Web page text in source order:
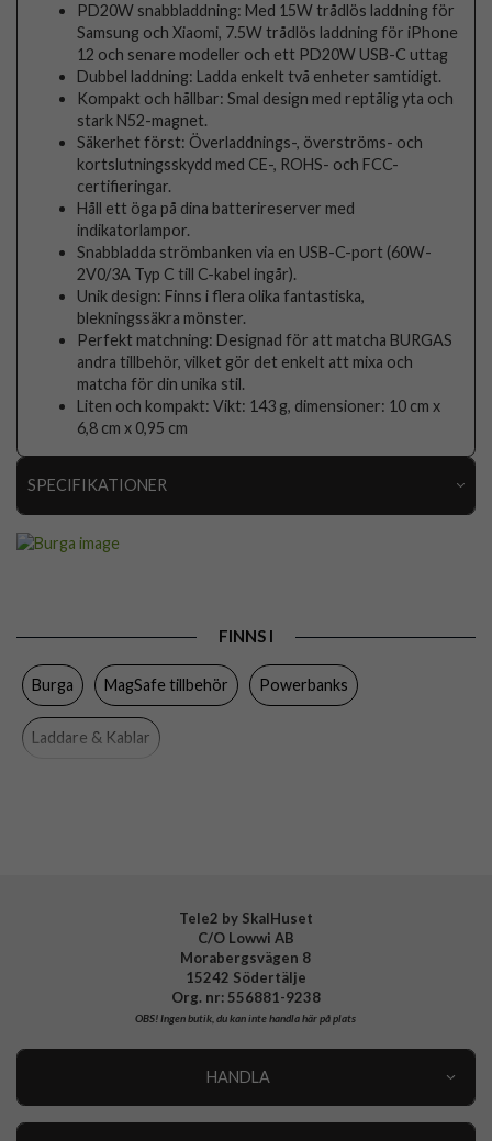
PD20W snabbladdning: Med 15W trådlös laddning för
Samsung och Xiaomi, 7.5W trådlös laddning för iPhone
12 och senare modeller och ett PD20W USB-C uttag
Dubbel laddning: Ladda enkelt två enheter samtidigt.
Kompakt och hållbar: Smal design med reptålig yta och
stark N52-magnet.
Säkerhet först: Överladdnings-, överströms- och
kortslutningsskydd med CE-, ROHS- och FCC-
certifieringar.
Håll ett öga på dina batterireserver med
indikatorlampor.
Snabbladda strömbanken via en USB-C-port (60W-
2V0/3A Typ C till C-kabel ingår).
Unik design: Finns i flera olika fantastiska,
blekningssäkra mönster.
Perfekt matchning: Designad för att matcha BURGAS
andra tillbehör, vilket gör det enkelt att mixa och
matcha för din unika stil.
Liten och kompakt: Vikt: 143 g, dimensioner: 10 cm x
6,8 cm x 0,95 cm
SPECIFIKATIONER
Varumärke
Tillverkarens art nr
FINNS I
Burga MagSafe tillbehör Powerbanks
Laddare & Kablar
Tele2 by SkalHuset
C/O Lowwi AB
Morabergsvägen 8
15242 Södertälje
Org. nr: 556881-9238
OBS!Ingen butik, du kan inte handla här på plats
HANDLA